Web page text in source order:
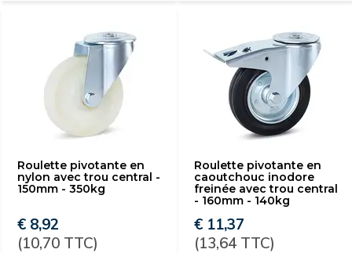
Roulette pivotante en
nylon avec trou central -
150mm - 350kg
€ 8,92
(10,70 TTC)
Roulette pivotante en
caoutchouc inodore
freinée avec trou central
- 160mm - 140kg
€ 11,37
(13,64 TTC)